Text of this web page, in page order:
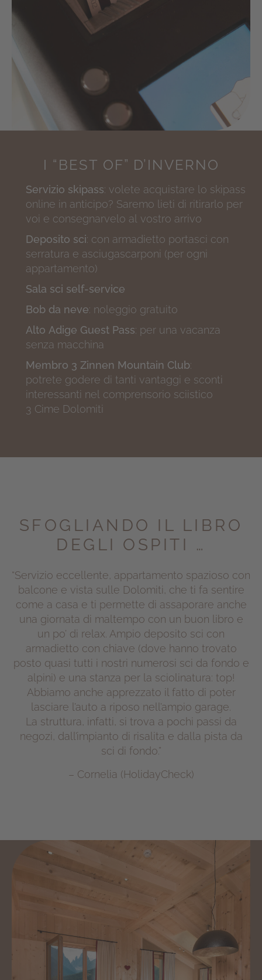
I “BEST OF” D’INVERNO
Servizio skipass: volete acquistare lo skipass
online in anticipo? Saremo lieti di ritirarlo per
voi e consegnarvelo al vostro arrivo
Deposito sci: con armadietto portasci con
serratura e asciugascarponi (per ogni
appartamento)
Sala sci self-service
Bob da neve: noleggio gratuito
Alto Adige Guest Pass: per una vacanza
senza macchina
Membro 3 Zinnen Mountain Club:
potrete godere di tanti vantaggi e sconti
interessanti nel comprensorio sciistico
3 Cime Dolomiti
SFOGLIANDO IL LIBRO
DEGLI OSPITI …
“Servizio eccellente, appartamento spazioso con
balcone e vista sulle Dolomiti, che ti fa sentire
come a casa e ti permette di assaporare anche
una giornata di maltempo con un buon libro e
un po’ di relax. Ampio deposito sci con
armadietto con chiave (dove hanno trovato
posto quasi tutti i nostri numerosi sci da fondo e
alpini) e una stanza per la sciolinatura: top!
Abbiamo anche apprezzato il fatto di poter
lasciare l’auto a riposo nell’ampio garage.
La struttura, infatti, si trova a pochi passi da
negozi, dall’impianto di risalita e dalla pista da
sci di fondo.”
– Cornelia (HolidayCheck)